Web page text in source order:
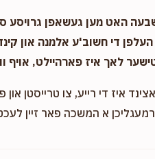
האט מען געשאפן גרויסע
העלפן די חשוב'ע אלמנה און
לאך איז פארהיילט, אויף
איז די רייע, צו טרייסטן און
א המשכה פאר זיין